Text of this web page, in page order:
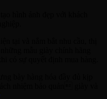
tại và nắm bắt nhu cầu, thị
mẫu giày chính hãng
có sự quyết định mua hàng.
bày hàng hóa đầy đủ kịp
nhiệm bảo quản giày và